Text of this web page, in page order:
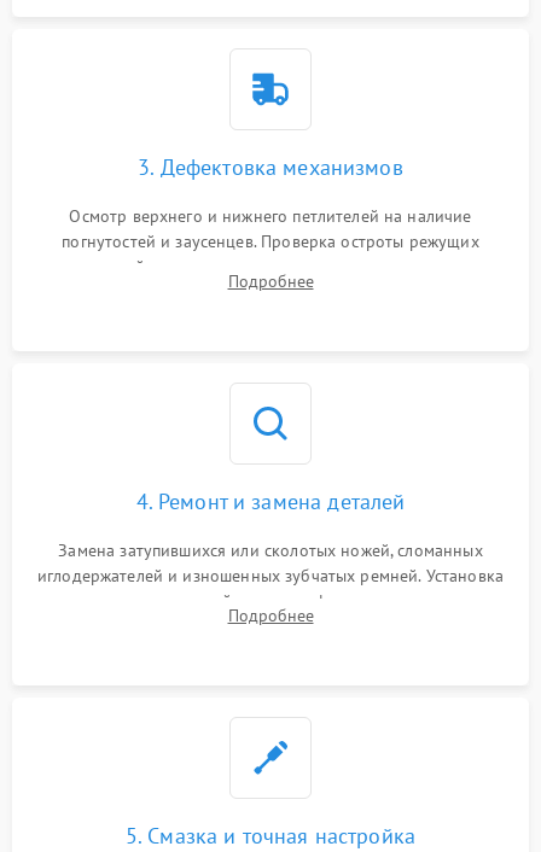
3. Дефектовка механизмов
Осмотр верхнего и нижнего петлителей на наличие
погнутостей и заусенцев. Проверка остроты режущих
кромок ножей, состояния приводного ремня, электромотора
и механизма дифференциальной подачи ткани.
Подробнее
4. Ремонт и замена деталей
Замена затупившихся или сколотых ножей, сломанных
иглодержателей и изношенных зубчатых ремней. Установка
новых петлителей взамен деформированных.
Восстановление контактов в педали и цепях
Подробнее
5. Смазка и точная настройка